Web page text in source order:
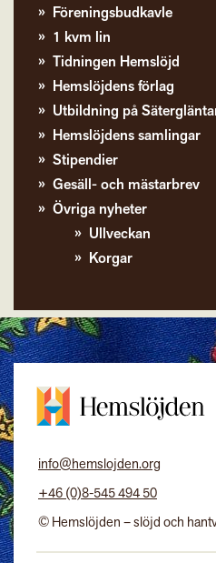
Föreningsbudkavle
1 kvm lin
Tidningen Hemslöjd
Hemslöjdens förlag
Utbildning på
Hemslöjdens samlingar
Stipendier
Gesäll- och mästarbrev
Övriga nyheter
Ullveckan
Korgar
info@hemslojden.org
+46 (0)8-545 494 50
© Hemslöjden – slöjd och